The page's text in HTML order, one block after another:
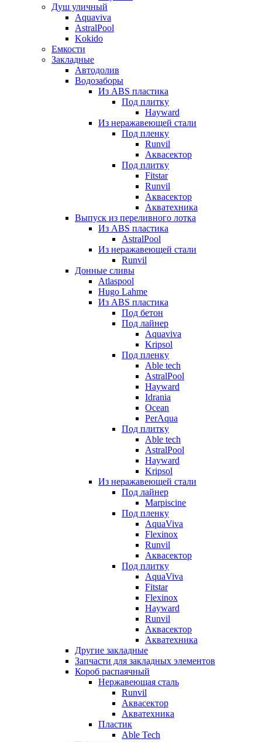
Душ уличный
Aquaviva
AstralPool
Kokido
Емкости
Закладные
Автодолив
Водозаборы
Из ABS пластика
Под плитку
Hayward
Из неражавеющей стали
Под пленку
Runvil
Аквасектор
Под плитку
Fitstar
Runvil
Аквасектор
Акватехника
Выпуск из переливного лотка
Из ABS пластика
AstralPool
Из неражавеющей стали
Runvil
Донные сливы
Atlaspool
Hugo Lahme
Из ABS пластика
Под бетон
Под лайнер
Aquaviva
Kripsol
Под пленку
Able tech
AstralPool
Hayward
Idrania
Ocean
PerAqua
Под плитку
Able tech
AstralPool
Hayward
Kripsol
Из неражавеющей стали
Под лайнер
Marpiscine
Под пленку
AquaViva
Flexinox
Runvil
Аквасектор
Под плитку
AquaViva
Fitstar
Flexinox
Hayward
Runvil
Аквасектор
Акватехника
Другие закладные
Запчасти для закладных элементов
Короб распаячный
Нержавеющая сталь
Runvil
Аквасектор
Акватехника
Пластик
Able Tech